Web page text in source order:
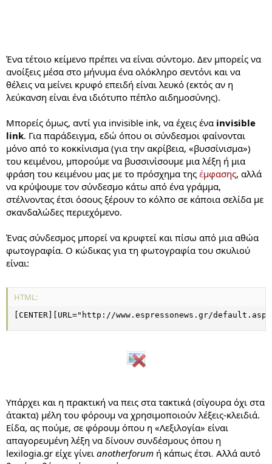
Ένα τέτοιο κείμενο πρέπει να είναι σύντομο. Δεν μπορείς να
ανοίξεις μέσα στο μήνυμα ένα ολόκληρο σεντόνι και να
θέλεις να μείνει κρυφό επειδή είναι λευκό (εκτός αν η
λεύκανση είναι ένα ιδιότυπο πέπλο αιδημοσύνης).
Μπορείς όμως, αντί για invisible ink, να έχεις ένα invisible
link. Για παράδειγμα, εδώ όπου οι σύνδεσμοι φαίνονται
μόνο από το κοκκίνισμα (για την ακρίβεια, «βυσσίνισμα»)
του κειμένου, μπορούμε να βυσσινίσουμε μια λέξη ή μια
φράση του κειμένου μας με το πρόσχημα της έμφασης, αλλά
να κρύψουμε τον σύνδεσμο κάτω από ένα γράμμα,
στέλνοντας έτσι όσους ξέρουν το κόλπο σε κάποια σελίδα με
σκανδαλώδες περιεχόμενο.
Ένας σύνδεσμος μπορεί να κρυφτεί και πίσω από μια αθώα
φωτογραφία. Ο κώδικας για τη φωτογραφία του σκυλιού
είναι:
HTML:
[CENTER][URL="http://www.espressonews.gr/
Υπάρχει και η πρακτική να πεις στα τακτικά (σίγουρα όχι στα
άτακτα) μέλη του φόρουμ να χρησιμοποιούν λέξεις-κλειδιά.
Είδα, ας πούμε, σε φόρουμ όπου η «Λεξιλογία» είναι
απαγορευμένη λέξη να δίνουν συνδέσμους όπου η
lexilogia.gr είχε γίνει anotherforum ή κάπως έτσι. Αλλά αυτό